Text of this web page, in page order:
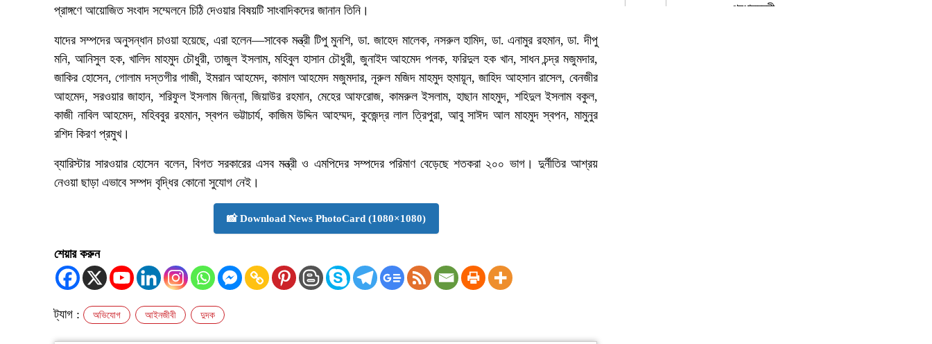
প্রাঙ্গণে আয়োজিত সংবাদ সম্মেলনে চিঠি দেওয়ার বিষয়টি সাংবাদিকদের জানান তিনি।
যাদের সম্পদের অনুসন্ধান চাওয়া হয়েছে, এরা হলেন—সাবেক মন্ত্রী টিপু মুনশি, ডা. জাহেদ মালেক, নসরুল হামিদ, ডা. এনামুর রহমান, ডা. দীপু
মনি, আনিসুল হক, খালিদ মাহমুদ চৌধুরী, তাজুল ইসলাম, মহিবুল হাসান চৌধুরী, জুনাইদ আহমেদ পলক, ফরিদুল হক খান, সাধন চন্দ্র মজুমদার,
জাকির হোসেন, গোলাম দস্তগীর গাজী, ইমরান আহমেদ, কামাল আহমেদ মজুমদার, নূরুল মজিদ মাহমুদ হুমায়ূন, জাহিদ আহসান রাসেল, বেনজীর
আহমেদ, সরওয়ার জাহান, শরিফুল ইসলাম জিন্না, জিয়াউর রহমান, মেহের আফরোজ, কামরুল ইসলাম, হাছান মাহমুদ, শহিদুল ইসলাম বকুল,
কাজী নাবিল আহমেদ, মহিববুর রহমান, স্বপন ভট্টাচার্য, কাজিম উদ্দিন আহম্মদ, কুজেন্দ্র লাল ত্রিপুরা, আবু সাঈদ আল মাহমুদ স্বপন, মামুনুর
রশিদ কিরণ প্রমুখ।
ব্যারিস্টার সারওয়ার হোসেন বলেন, বিগত সরকারের এসব মন্ত্রী ও এমপিদের সম্পদের পরিমাণ বেড়েছে শতকরা ২০০ ভাগ। দুর্নীতির আশ্রয়
নেওয়া ছাড়া এভাবে সম্পদ বৃদ্ধির কোনো সুযোগ নেই।
📸 Download News PhotoCard (1080×1080)
শেয়ার করুন
ট্যাগ : অভিযোগ আইনজীবী দুদক
প্রধানমন্ত্রী